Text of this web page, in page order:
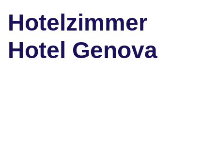
Hotelzimmer
Hotel Genova